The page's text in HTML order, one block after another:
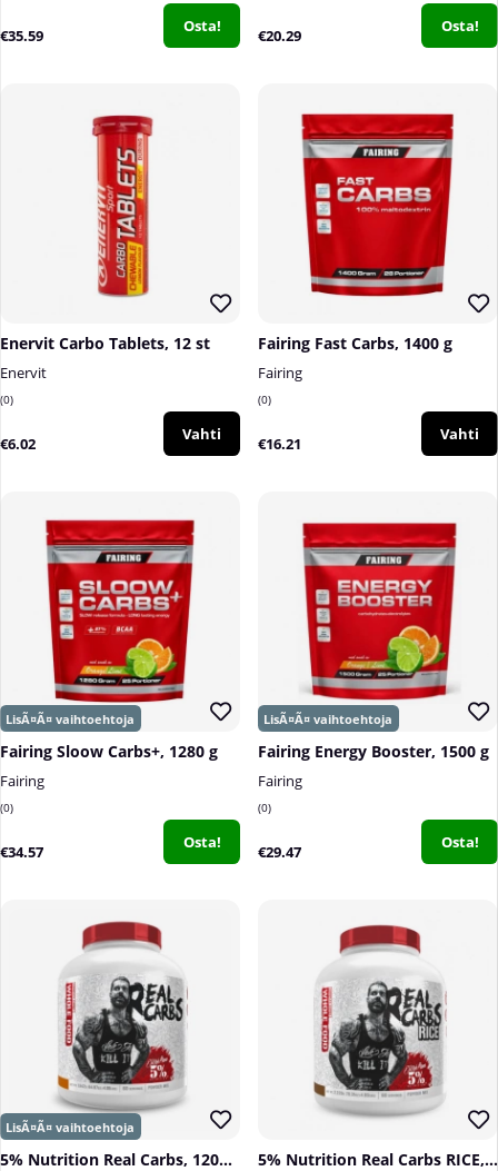
€35.59 Osta! €20.29 Osta!
Enervit Carbo Tablets, 12 st
Enervit
0
€6.02 Vahti
Fairing Fast Carbs, 1400 g
Fairing
0
€16.21 Vahti
Fairing Sloow Carbs+, 1280 g
Fairing
0
€34.57 Osta!
Fairing Energy Booster, 1500 g
Fairing
0
€29.47 Osta!
5% Nutrition Real Carbs, 1200 g 5% Nutrition Real Carbs RICE, Cocoa Heaven, 1580 g